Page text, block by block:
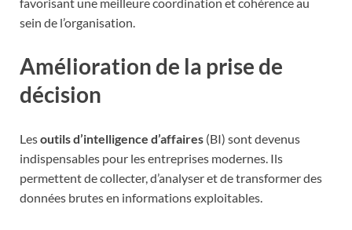
sein de l’organisation.
Amélioration de la prise de
décision
Lesoutils d’intelligence d’affaires (BI) sont devenus
indispensables pour les entreprises modernes. Ils
permettent de collecter, d’analyser et de transformer des
données brutes en informations exploitables.